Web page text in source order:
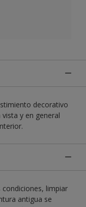
decorativo
y en general
condiciones, limpiar
antigua se